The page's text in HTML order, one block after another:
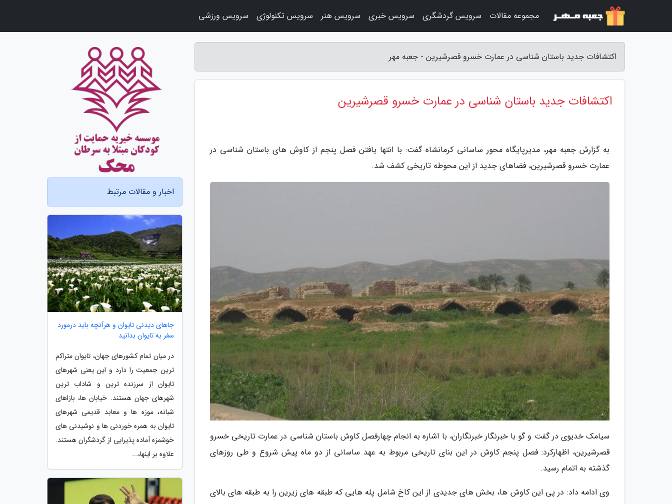
اکتشافات جدید باستان شناسی در عمارت خسرو قصرشیرین - جعبه مهر
اکتشافات جدید باستان شناسی در عمارت خسرو قصرشیرین
به گزارش جعبه مهر، مدیرپایگاه محور ساسانی کرمانشاه گفت: با انتها یافتن فصل پنجم از کاوش های باستان شناسی در
عمارت خسرو قصرشیرین، فضاهای جدید از این محوطه تاریخی کشف شد.
سیامک خدیوی در گفت و گو با خبرنگار خبرنگاران، با اشاره به انجام چهارفصل کاوش باستان شناسی در عمارت تاریخی خسرو
قصرشیرین، اظهارکرد: فصل پنجم کاوش در این بنای تاریخی مربوط به عهد ساسانی از دو ماه پیش شروع و طی روزهای
گذشته به اتمام رسید.
وی ادامه داد: در پی این کاوش ها، بخش های جدیدی از این کاخ شامل پله هایی که طبقه های زیرین را به طبقه های بالای
اخبار و مقالات مرتبط
جاهای دیدنی تایوان و هرآنچه باید درمورد
سفر به تایوان بدانید
در میان تمام کشورهای جهان، تایوان متراکم
ترین جمعیت را دارد و این یعنی شهرهای
تایوان از سرزنده ترین و شاداب ترین
شهرهای جهان هستند. خیابان ها، بازاهای
شبانه، موزه ها و معابد قدیمی شهرهای
تایوان به همره خوردنی ها و نوشیدنی های
خوشمزه آماده پذیرایی از گردشگران هستند.
علاوه بر اینها،...
مجموعه مقالات سرویس گردشگری سرویس خبری سرویس هنر سرویس تکنولوژی سرویس ورزشی